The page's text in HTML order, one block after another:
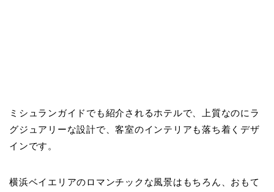
ミシュランガイドでも紹介されるホテルで、上質なのにラ
グジュアリーな設計で、客室のインテリアも落ち着くデザ
インです。
横浜ベイエリアのロマンチックな風景はもちろん、おもて